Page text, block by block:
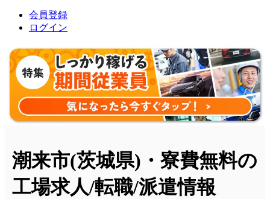
会員登録
ログイン
潮来市(茨城県)・寮費無料の
工場求人/転職/派遣情報